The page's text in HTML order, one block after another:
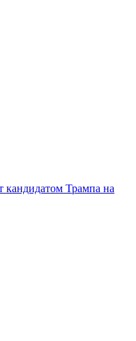
кандидатом Трампа на